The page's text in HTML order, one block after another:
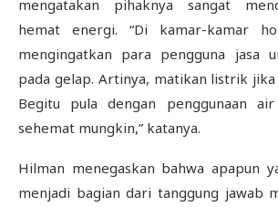
mengatakan pihaknya sangat
hemat energi. “Di kamar-kamar
mengingatkan para pengguna jasa
pada gelap. Artinya, matikan listrik
Begitu pula dengan penggunaan
sehemat mungkin,” katanya.
Hilman menegaskan bahwa apapun
menjadi bagian dari tanggung jawab